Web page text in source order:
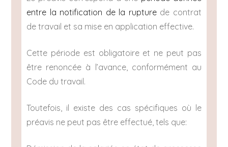
entre la notification de la rupturede contrat
de travail et sa mise en application effective.
Cette période est obligatoire et ne peut pas
être renoncée à l’avance, conformément au
Code du travail.
Toutefois, il existe des cas spécifiques où le
préavis ne peut pas être effectué, tels que: